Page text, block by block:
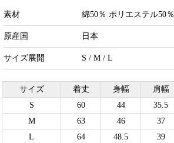
素材 綿50％ ポリエステル50％
原産国 日本
サイズ展開 S / M / L
サイズ 着丈 身幅 肩幅
S
60 44 35.5
M
63 46 37
L
64 48.5 39